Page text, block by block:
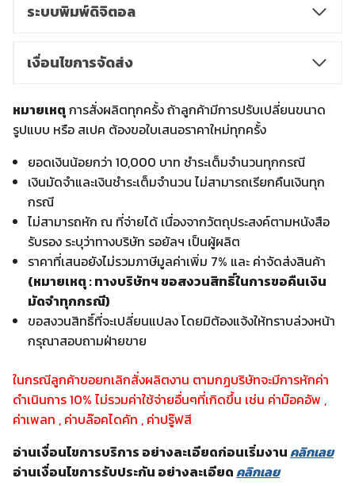
ระบบพิมพ์ดิจิตอล
เงื่อนไขการจัดส่ง
หมายเหตุการสั่งผลิตทุกครั้ง ถ้าลูกค้ามีการปรับเปลี่ยนขนาด
รูปแบบ หรือ สเปค ต้องขอใบเสนอราคาใหม่ทุกครั้ง
ยอดเงินน้อยกว่า 10,000 บาท ชำระเต็มจำนวนทุกกรณี
เงินมัดจำและเงินชำระเต็มจำนวน ไม่สามารถเรียกคืนเงินทุก
กรณี
ไม่สามารถหัก ณ ที่จ่ายได้ เนื่องจากวัตถุประสงค์ตามหนังสือ
รับรอง ระบุว่าทางบริษัท รอยัลฯ เป็นผู้ผลิต
ราคาที่เสนอยังไม่รวมภาษีมูลค่าเพิ่ม 7% และ ค่าจัดส่งสินค้า
(หมายเหตุ : ทางบริษัทฯ ขอสงวนสิทธิ์ในการขอคืนเงิน
มัดจำทุกกรณี)
ขอสงวนสิทธิ์ที่จะเปลี่ยนแปลง โดยมิต้องแจ้งให้ทราบล่วงหน้า
กรุณาสอบถามฝ่ายขาย
ในกรณีลูกค้าขอยกเลิกสั่งผลิตงาน ตามกฏบริษัทจะมีการหักค่า
ดำเนินการ 10% ไม่รวมค่าใช้จ่ายอื่นๆที่เกิดขึ้น เช่น ค่าม๊อคอัพ ,
ค่าเพลท , ค่าบล๊อคไดคัท , ค่าปรู๊ฟสี
อ่านเงื่อนไขการบริการ อย่างละเอียดก่อนเริ่มงานคลิกเลย
อ่านเงื่อนไขการรับประกัน อย่างละเอียดคลิกเลย